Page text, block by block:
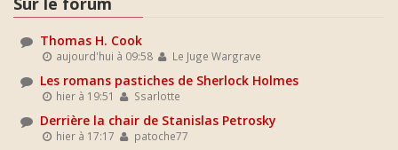
Thomas H. Cook
aujourd'hui à 09:58 Le Juge Wargrave
Les romans pastiches de Sherlock Holmes
hier à 19:51 Ssarlotte
Derrière la chair de Stanislas Petrosky
hier à 17:17 patoche77